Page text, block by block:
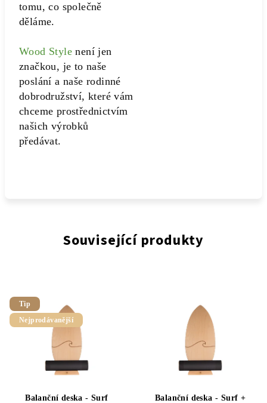
tomu, co společně
děláme.
Wood Style není jen
značkou, je to naše
poslání a naše rodinné
dobrodružství, které vám
chceme prostřednictvím
našich výrobků
předávat.
Související produkty
Tip
Nejprodávanější
Balanční deska - Surf
Balanční deska - Surf +